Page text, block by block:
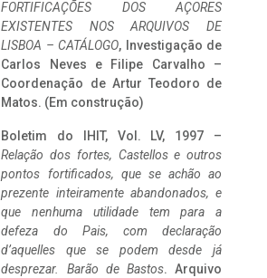
FORTIFICAÇÕES DOS AÇORES
EXISTENTES NOS ARQUIVOS DE
LISBOA – CATÁLOGO, Investigação de
Carlos Neves e Filipe Carvalho –
Coordenação de Artur Teodoro de
Matos. (Em construção)
Boletim do IHIT, Vol. LV, 1997 –
Relação dos fortes, Castellos e outros
pontos fortificados, que se achão ao
prezente inteiramente abandonados, e
que nenhuma utilidade tem para a
defeza do Pais, com declaração
d’aquelles que se podem desde já
desprezar. Barão de Bastos. Arquivo